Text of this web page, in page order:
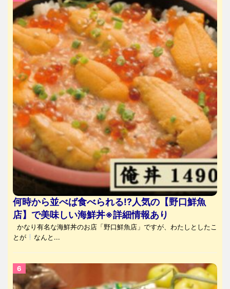
何時から並べば食べられる⁉人気の【野口鮮魚
店】で美味しい海鮮丼※詳細情報あり
かなり有名な海鮮丼のお店「野口鮮魚店」ですが、わたしとしたこ
とが
なんと...